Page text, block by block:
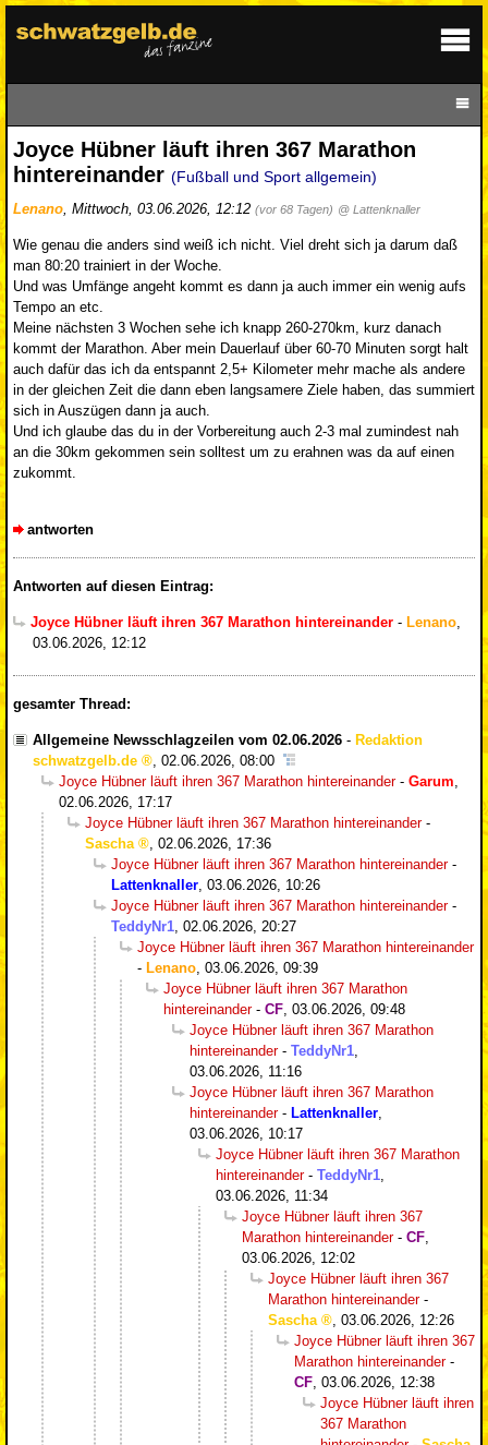
Joyce Hübner läuft ihren 367 Marathon
hintereinander (Fußball und Sport allgemein)
Lenano, Mittwoch, 03.06.2026, 12:12 (vor 68 Tagen) @ Lattenknaller
Wie genau die anders sind weiß ich nicht. Viel dreht sich ja darum daß
man 80:20 trainiert in der Woche.
Und was Umfänge angeht kommt es dann ja auch immer ein wenig aufs
Tempo an etc.
Meine nächsten 3 Wochen sehe ich knapp 260-270km, kurz danach
kommt der Marathon. Aber mein Dauerlauf über 60-70 Minuten sorgt halt
auch dafür das ich da entspannt 2,5+ Kilometer mehr mache als andere
in der gleichen Zeit die dann eben langsamere Ziele haben, das summiert
sich in Auszügen dann ja auch.
Und ich glaube das du in der Vorbereitung auch 2-3 mal zumindest nah
an die 30km gekommen sein solltest um zu erahnen was da auf einen
zukommt.
antworten
Antworten auf diesen Eintrag:
Joyce Hübner läuft ihren 367 Marathon hintereinander - Lenano,
03.06.2026, 12:12
gesamter Thread:
Allgemeine Newsschlagzeilen vom 02.06.2026 - Redaktion
schwatzgelb.de
02.06.2026, 08:00
Joyce Hübner läuft ihren 367 Marathon hintereinander- Garum
02.06.2026, 17:17
Joyce Hübner läuft ihren 367 Marathon hintereinander-
Sascha
02.06.2026, 17:36
Joyce Hübner läuft ihren 367 Marathon hintereinander-
Lattenknaller 03.06.2026, 10:26
Joyce Hübner läuft ihren 367 Marathon hintereinander-
TeddyNr1 02.06.2026, 20:27
Joyce Hübner läuft ihren 367 Marathon hintereinander
- Lenano 03.06.2026, 09:39
Joyce Hübner läuft ihren 367 Marathon
hintereinander- CF 03.06.2026, 09:48
Joyce Hübner läuft ihren 367 Marathon
hintereinander- TeddyNr1
03.06.2026, 11:16
Joyce Hübner läuft ihren 367 Marathon
hintereinander- Lattenknaller
03.06.2026, 10:17
Joyce Hübner läuft ihren 367 Marathon
hintereinander- TeddyNr1
03.06.2026, 11:34
Joyce Hübner läuft ihren 367
Marathon hintereinander- CF
03.06.2026, 12:02
Joyce Hübner läuft ihren 367
Marathon hintereinander-
Sascha
03.06.2026, 12:26
Joyce Hübner läuft ihren 367
Marathon hintereinander-
CF 03.06.2026, 12:38
Joyce Hübner läuft ihren
367 Marathon